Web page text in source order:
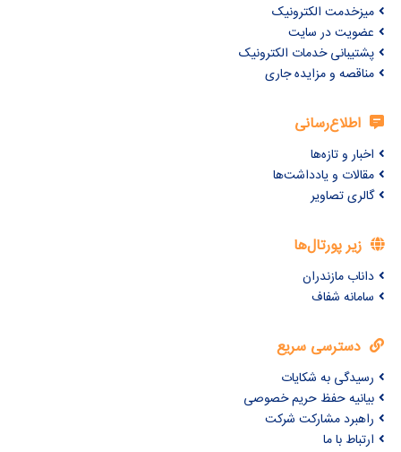
میزخدمت الکترونیک
عضویت در سایت
پشتیبانی خدمات الکترونیک
مناقصه و مزایده جاری
اطلاع‌رسانی
اخبار و تازه‌ها
مقالات و یادداشت‌ها
گالری تصاویر
زیر پورتال‌ها
داناب مازندران
سامانه شفاف
دسترسی سریع
رسیدگی به شکایات
بیانیه حفظ حریم خصوصی
راهبرد مشارکت شرکت
ارتباط با ما